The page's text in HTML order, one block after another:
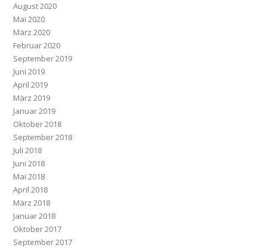
August 2020
Mai 2020
März 2020
Februar 2020
September 2019
Juni 2019
April 2019
März 2019
Januar 2019
Oktober 2018
September 2018
Juli 2018
Juni 2018
Mai 2018
April 2018
März 2018
Januar 2018
Oktober 2017
September 2017